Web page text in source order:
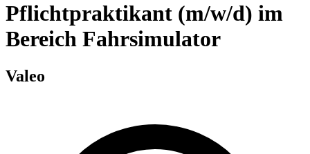
Pflichtpraktikant (m/w/d) im
Bereich Fahrsimulator
Valeo